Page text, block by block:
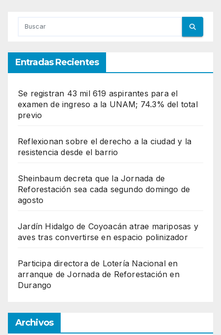
Entradas Recientes
Se registran 43 mil 619 aspirantes para el
examen de ingreso a la UNAM; 74.3% del total
previo
Reflexionan sobre el derecho a la ciudad y la
resistencia desde el barrio
Sheinbaum decreta que la Jornada de
Reforestación sea cada segundo domingo de
agosto
Jardín Hidalgo de Coyoacán atrae mariposas y
aves tras convertirse en espacio polinizador
Participa directora de Lotería Nacional en
arranque de Jornada de Reforestación en
Durango
Archivos